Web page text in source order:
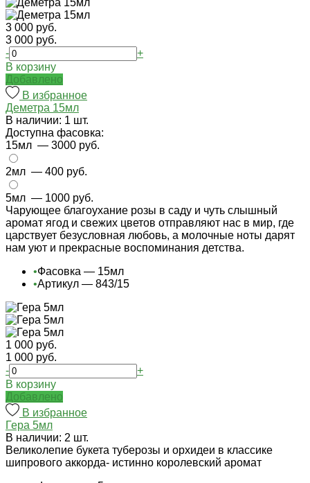
3 000 руб.
3 000 руб.
-
+
В корзину
Добавлено
В избранное
Деметра 15мл
В наличии: 1 шт.
Доступна фасовка:
15мл — 3000 руб.
2мл — 400 руб.
5мл — 1000 руб.
Чарующее благоухание розы в саду и чуть слышный
аромат ягод и свежих цветов отправляют нас в мир, где
царствует безусловная любовь, а молочные ноты дарят
нам уют и прекрасные воспоминания детства.
•Фасовка — 15мл
•Артикул — 843/15
1 000 руб.
1 000 руб.
-
+
В корзину
Добавлено
В избранное
Гера 5мл
В наличии: 2 шт.
Великолепие букета туберозы и орхидеи в классике
шипрового аккорда- истинно королевский аромат